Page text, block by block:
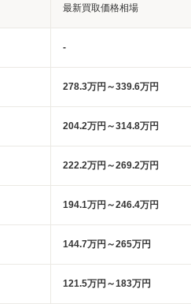
最新買取価格相場
-
278.3万円～339.6万円
204.2万円～314.8万円
222.2万円～269.2万円
194.1万円～246.4万円
144.7万円～265万円
121.5万円～183万円